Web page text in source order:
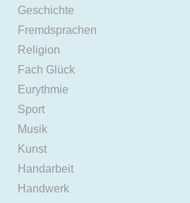
Geschichte
Fremdsprachen
Religion
Fach Glück
Eurythmie
Sport
Musik
Kunst
Handarbeit
Handwerk